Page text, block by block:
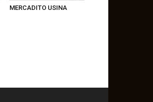
MERCADITO USINA